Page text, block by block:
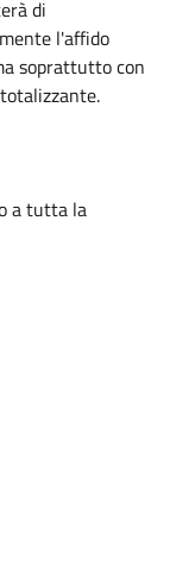
di
l'affido
soprattutto con
a tutta la